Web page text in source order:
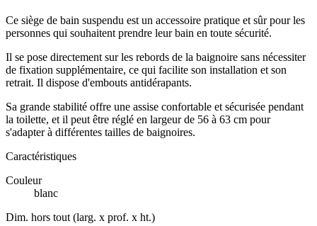
Ce siège de bain suspendu est un accessoire pratique et sûr pour les
personnes qui souhaitent prendre leur bain en toute sécurité.
Il se pose directement sur les rebords de la baignoire sans nécessiter
de fixation supplémentaire, ce qui facilite son installation et son
retrait. Il dispose d'embouts antidérapants.
Sa grande stabilité offre une assise confortable et sécurisée pendant
la toilette, et il peut être réglé en largeur de 56 à 63 cm pour
s'adapter à différentes tailles de baignoires.
Caractéristiques
Couleur
blanc
Dim. hors tout (larg. x prof. x ht.)